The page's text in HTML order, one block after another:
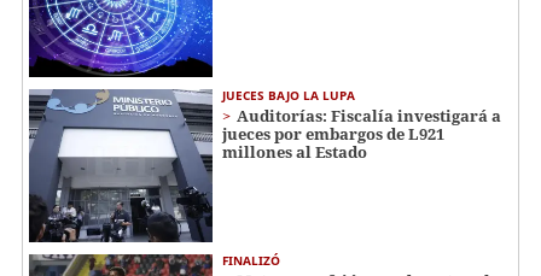
JUECES BAJO LA LUPA
Auditorías: Fiscalía investigará a
jueces por embargos de L921
millones al Estado
FINALIZÓ